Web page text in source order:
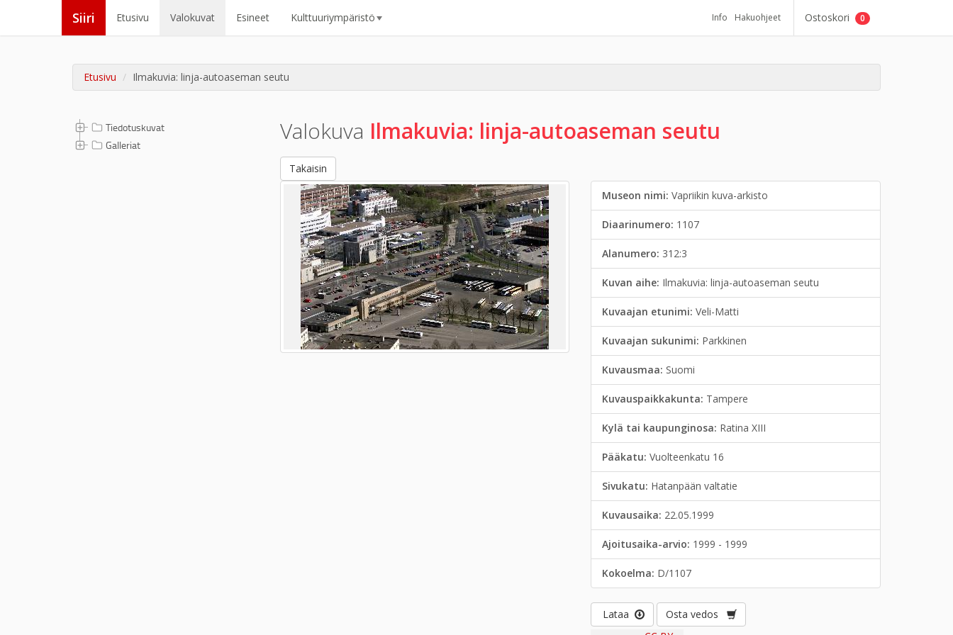
Siiri Etusivu Valokuvat Esineet Kulttuuriympäristö Info Hakuohjeet Ostoskori 0
Etusivu Ilmakuvia: linja-autoaseman seutu
Tiedotuskuvat
Galleriat
Valokuva Ilmakuvia: linja-autoaseman seutu
Takaisin
Museon nimi:Vapriikin kuva-arkisto
Diaarinumero: 1107
Alanumero: 312:3
Kuvan aihe: Ilmakuvia: linja-autoaseman seutu
Kuvaajan etunimi:Veli-Matti
Kuvaajan sukunimi: Parkkinen
Kuvausmaa: Suomi
Kuvauspaikkakunta: Tampere
Kylä tai kaupunginosa: Ratina XIII
Pääkatu:Vuolteenkatu 16
Sivukatu: Hatanpään valtatie
Kuvausaika: 22.05.1999
Ajoitusaika-arvio: 1999 - 1999
Kokoelma: D/1107
Lataa
Osta vedos